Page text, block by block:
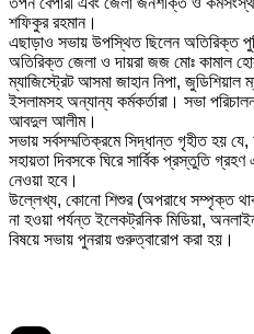
শফিকুর রহমান।
এছাড়াও সভায় উপস্থিত ছিলেন অতিরিক্ত
অতিরিক্ত জেলা ও দায়রা জজ মোঃ কামাল
ম্যাজিস্ট্রেট আসমা জাহান নিপা,
ইসলামসহ অন্যান্য কর্মকর্তারা। সভা
আবদুল আলীম।
সভায় সর্বসম্মতিক্রমে সিদ্ধান্ত গৃহীত হয়
সহায়তা দিবসকে ঘিরে সার্বিক প্রস্তুতি
নেওয়া হবে।
উল্লেখ্য, কোনো শিশুর (অপরাধে সম্পৃক্ত
না হওয়া পর্যন্ত ইলেকট্রনিক মিডিয়া,
বিষয়ে সভায় পুনরায় গুরুত্বারোপ করা হয়।